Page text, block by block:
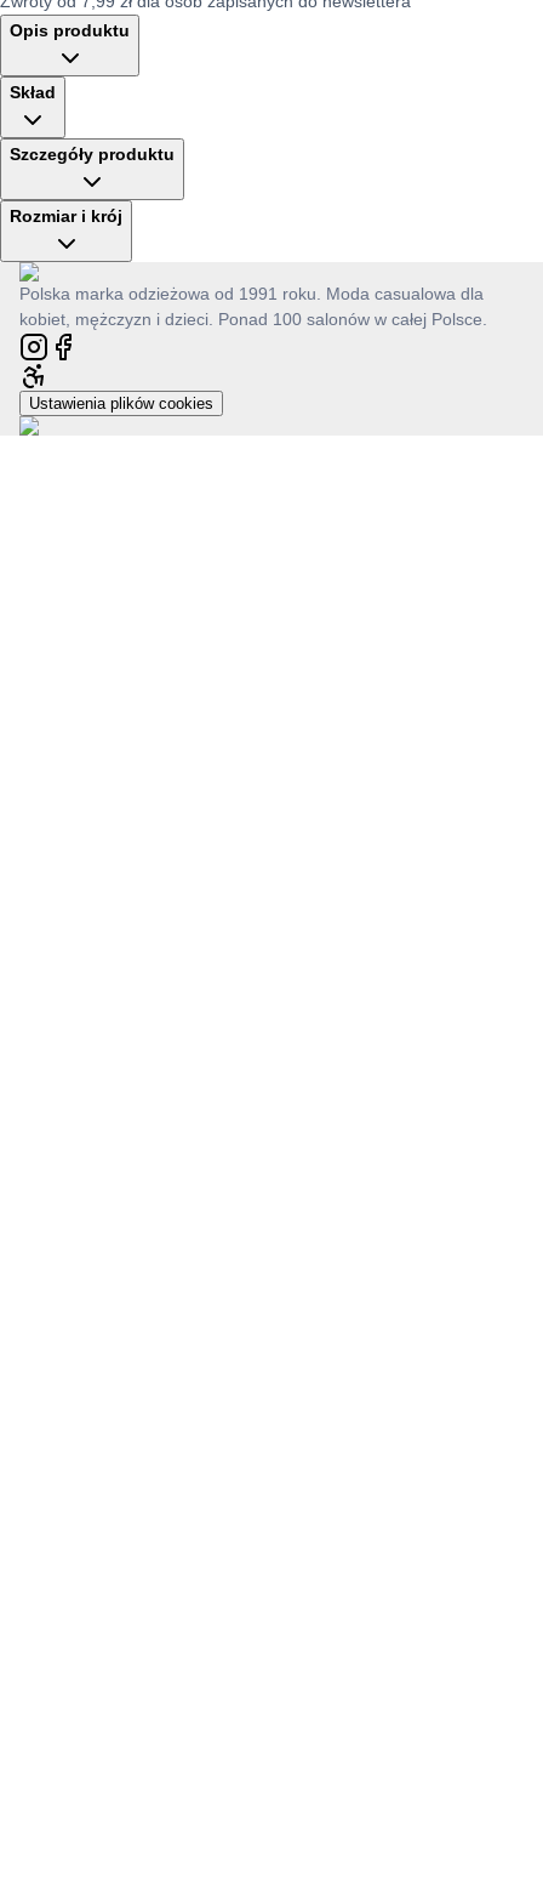
Opis produktu
Skład
Szczegóły produktu
Rozmiar i krój
Polska marka odzieżowa od 1991 roku. Moda casualowa dla
kobiet, mężczyzn i dzieci. Ponad 100 salonów w całej Polsce.
Ustawienia plików cookies